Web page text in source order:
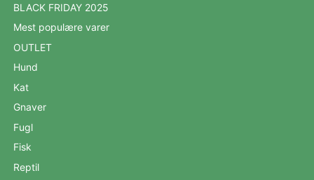
BLACK FRIDAY 2025
Mest populære varer
OUTLET
Hund
Kat
Gnaver
Fugl
Fisk
Reptil